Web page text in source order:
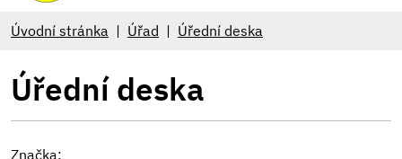
Úvodní stránka Úřad Úřední deska
Úřední deska
Značka: